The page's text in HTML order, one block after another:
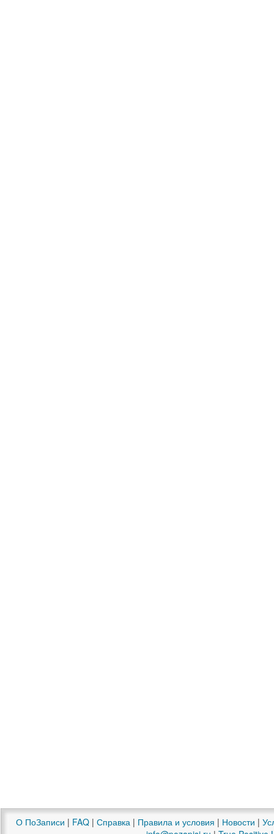
О ПоЗаписи | FAQ | Справка | Правила и условия | Новости |